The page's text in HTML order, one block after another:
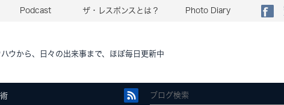
Podcast ザ・レスポンスとは？ Photo Diary
ウから、日々の出来事まで、ほぼ毎日更新中